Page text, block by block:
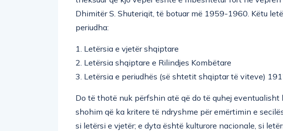
Dhimitër S. Shuteriqit, të botuar më 1959-1960. Këtu
periudha:
1. Letërsia e vjetër shqiptare
2. Letërsia shqiptare e Rilindjes Kombëtare
3. Letërsia e periudhës (së shtetit shqiptar të viteve)
Do të thotë nuk përfshin atë që do të quhej eventualisht
shohim që ka kritere të ndryshme për emërtimin e
si letërsi e vjetër; e dyta është kulturore nacionale, si